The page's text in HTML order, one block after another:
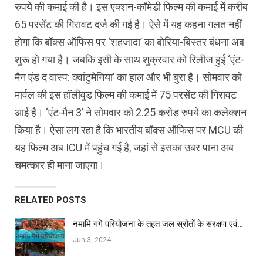
रुपये की कमाई की है। इस एक्‍शन-कॉमेडी फिल्‍म की कमाई में करीब
65 परसेंट की गिरावट दर्ज की गई है। ऐसे में यह कहना गलत नहीं
होगा कि बॉक्‍स ऑफिस पर ‘शहजादा’ का बोरिया-बिस्‍तर बंधना अब
शुरू हो गया है। जबकि इसी के साथ शुक्रवार को रिलीज हुई ‘एंट-
मैन एंड द वास्‍प: क्‍वांटुमेनिया’ का हाल और भी बुरा है। सोमवार को
मार्वल की इस हॉलीवुड फिल्‍म की कमाई में 75 परसेंट की गिरावट
आई है। ‘एंट-मैन 3’ ने सोमवार को 2.25 करोड़ रुपये का कलेक्‍शन
किया है। ऐसा लग रहा है कि भारतीय बॉक्‍स ऑफिस पर MCU की
यह फिल्‍म अब ICU में पहुंच गई है, जहां से इसका उबर पाना अब
चमत्‍कार ही माना जाएगा।
RELATED POSTS
नमामि गंगे परियोजना के तहत जल स्रोतों के संरक्षण एवं…
Jun 3, 2024